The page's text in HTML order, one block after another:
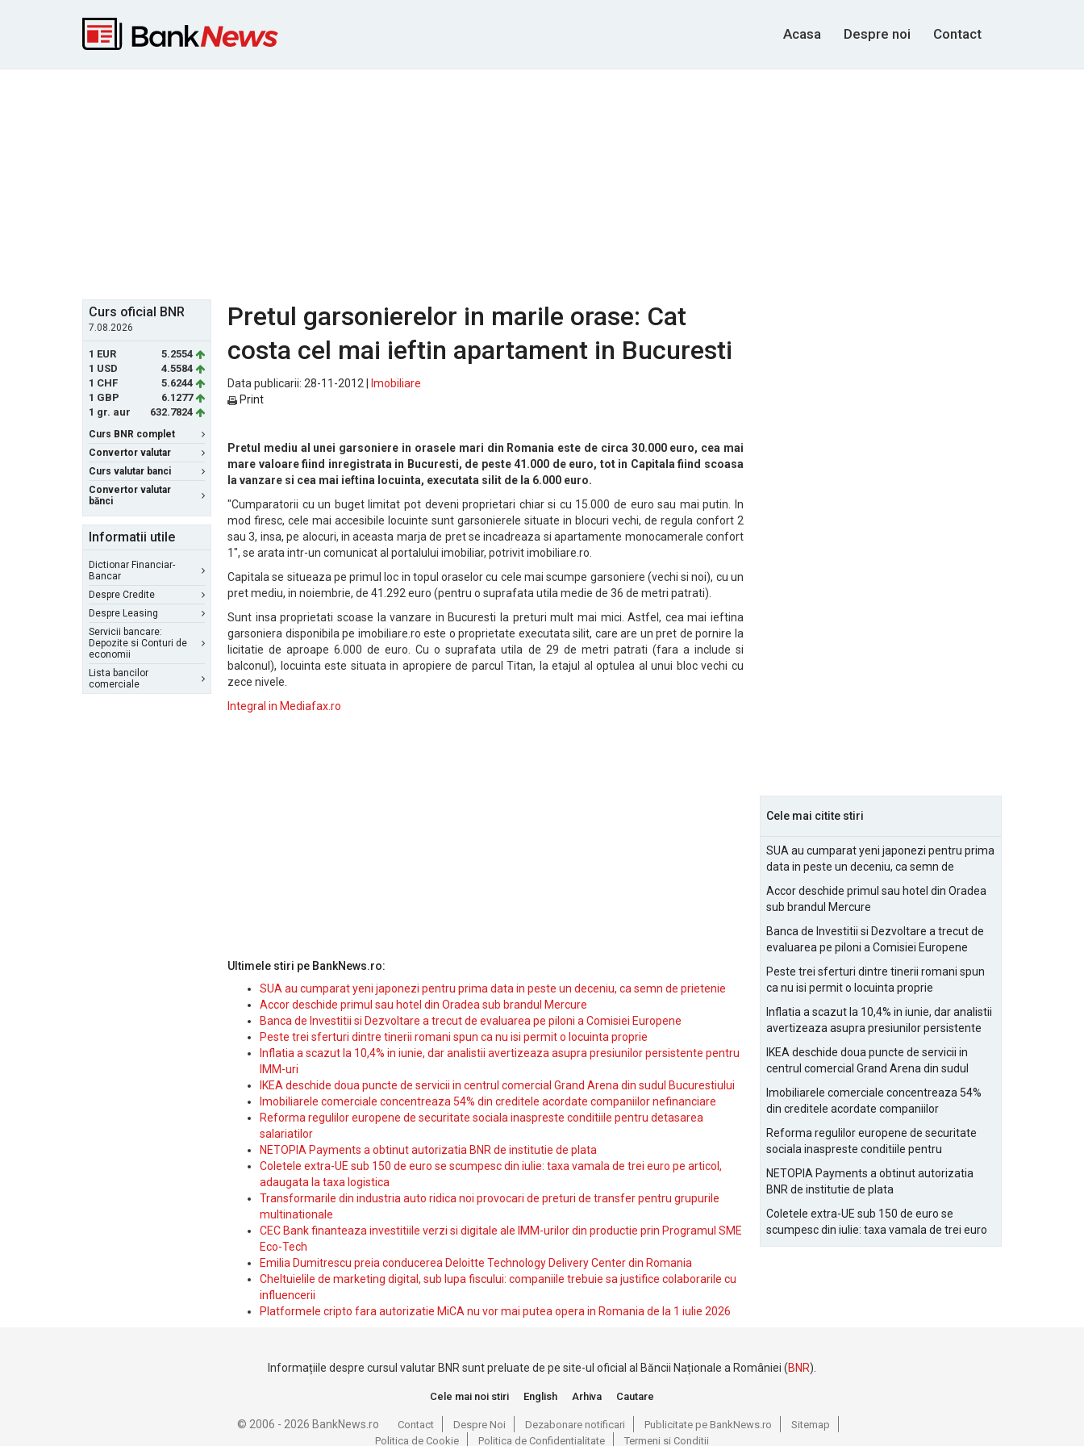
Acasa Despre noi Contact
Curs oficial BNR
7.08.2026
1 EUR
5.2554
1 USD
4.5584
1 CHF
5.6244
1 GBP
6.1277
1 gr. aur
632.7824
Curs BNR complet
Convertor valutar
Curs valutar banci
Convertor valutar
bănci
Informatii utile
Dictionar Financiar-
Bancar
Despre Credite
Despre Leasing
Servicii bancare:
Depozite si Conturi de
economii
Lista bancilor
comerciale
Pretul garsonierelor in marile orase: Cat
costa cel mai ieftin apartament in Bucuresti
Data publicarii: 28-11-2012 |
Imobiliare
Print
Pretul mediu al unei garsoniere in orasele mari din Romania este de circa 30.000 euro, cea mai
mare valoare fiind inregistrata in Bucuresti, de peste 41.000 de euro, tot in Capitala fiind scoasa
la vanzare si cea mai ieftina locuinta, executata silit de la 6.000 euro.
"Cumparatorii cu un buget limitat pot deveni proprietari chiar si cu 15.000 de euro sau mai putin. In
mod firesc, cele mai accesibile locuinte sunt garsonierele situate in blocuri vechi, de regula confort 2
sau 3, insa, pe alocuri, in aceasta marja de pret se incadreaza si apartamente monocamerale confort
1", se arata intr-un comunicat al portalului imobiliar, potrivit imobiliare.ro.
Capitala se situeaza pe primul loc in topul oraselor cu cele mai scumpe garsoniere (vechi si noi), cu un
pret mediu, in noiembrie, de 41.292 euro (pentru o suprafata utila medie de 36 de metri patrati).
Sunt insa proprietati scoase la vanzare in Bucuresti la preturi mult mai mici. Astfel, cea mai ieftina
garsoniera disponibila pe imobiliare.ro este o proprietate executata silit, care are un pret de pornire la
licitatie de aproape 6.000 de euro. Cu o suprafata utila de 29 de metri patrati (fara a include si
balconul), locuinta este situata in apropiere de parcul Titan, la etajul al optulea al unui bloc vechi cu
zece nivele.
Integral in Mediafax.ro
Ultimele stiri pe BankNews.ro:
SUA au cumparat yeni japonezi pentru prima data in peste un deceniu, ca semn de prietenie
Accor deschide primul sau hotel din Oradea sub brandul Mercure
Banca de Investitii si Dezvoltare a trecut de evaluarea pe piloni a Comisiei Europene
Peste trei sferturi dintre tinerii romani spun ca nu isi permit o locuinta proprie
Inflatia a scazut la 10,4% in iunie, dar analistii avertizeaza asupra presiunilor persistente pentru
IMM-uri
IKEA deschide doua puncte de servicii in centrul comercial Grand Arena din sudul Bucurestiului
Imobiliarele comerciale concentreaza 54% din creditele acordate companiilor nefinanciare
Reforma regulilor europene de securitate sociala inaspreste conditiile pentru detasarea
salariatilor
NETOPIA Payments a obtinut autorizatia BNR de institutie de plata
Coletele extra-UE sub 150 de euro se scumpesc din iulie: taxa vamala de trei euro pe articol,
adaugata la taxa logistica
Transformarile din industria auto ridica noi provocari de preturi de transfer pentru grupurile
multinationale
CEC Bank finanteaza investitiile verzi si digitale ale IMM-urilor din productie prin Programul SME
Eco-Tech
Emilia Dumitrescu preia conducerea Deloitte Technology Delivery Center din Romania
Cheltuielile de marketing digital, sub lupa fiscului: companiile trebuie sa justifice colaborarile cu
influencerii
Platformele cripto fara autorizatie MiCA nu vor mai putea opera in Romania de la 1 iulie 2026
Cele mai citite stiri
SUA au cumparat yeni japonezi pentru prima
data in peste un deceniu, ca semn de
Accor deschide primul sau hotel din Oradea
sub brandul Mercure
Banca de Investitii si Dezvoltare a trecut de
evaluarea pe piloni a Comisiei Europene
Peste trei sferturi dintre tinerii romani spun
ca nu isi permit o locuinta proprie
Inflatia a scazut la 10,4% in iunie, dar analistii
avertizeaza asupra presiunilor persistente
IKEA deschide doua puncte de servicii in
centrul comercial Grand Arena din sudul
Imobiliarele comerciale concentreaza 54%
din creditele acordate companiilor
Reforma regulilor europene de securitate
sociala inaspreste conditiile pentru
NETOPIA Payments a obtinut autorizatia
BNR de institutie de plata
Coletele extra-UE sub 150 de euro se
scumpesc din iulie: taxa vamala de trei euro
pe articol, adaugata la taxa logistica
Informațiile despre cursul valutar BNR sunt preluate de pe site-ul oficial al Băncii Naționale a României (BNR).
Cele mai noi stiri English Arhiva Cautare
© 2006 - 2026 BankNews.ro Contact Despre Noi Dezabonare notificari Publicitate pe BankNews.ro
Sitemap
Politica de Cookie
Politica de Confidentialitate Termeni si Conditii